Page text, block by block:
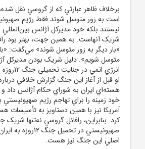
برخلاف ظاهر عبارتي که از گروسي نقل
است به زور متوسل شوند فقط رژيم
نيستند بلکه خود مديرکل آژانس
شريک آنهاست. به همين جهت، بهتر بود
«بار ديگر به زور متوسل شوند» مي‌گفت:
متوسل شويم». دليل شريک بودن مديرکل
انرژي
او قبل از آغاز اين جنگ گزارش خلافي
هسته‌اي ايران به شوراي حکام آژانس داد
خود زمينه را براي تهاجم رژيم صهيونيستي
آمريکا نيز با همين دستاويز به تأسيسات
کرد. بنابراين، رافائل گروسي نه‌تنها شريک
صهيونيستي در تحميل
اصلي اين جنگ نيز هست.